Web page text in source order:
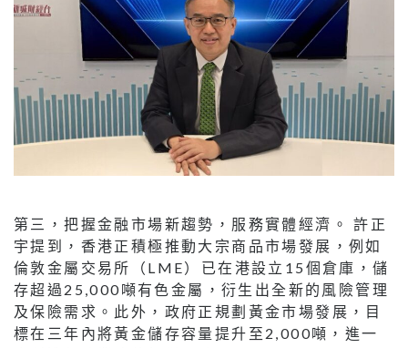
第三，把握金融市場新趨勢，服務實體經濟。 許正
宇提到，香港正積極推動大宗商品市場發展，例如
倫敦金屬交易所（LME）已在港設立15個倉庫，儲
存超過25,000噸有色金屬，衍生出全新的風險管理
及保險需求。此外，政府正規劃黃金市場發展，目
標在三年內將黃金儲存容量提升至2,000噸，進一